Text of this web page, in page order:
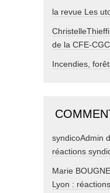
la revue Les
de la CFE-CGC
Incendies,
syndicoAdmin
réactions
Marie
Lyon :